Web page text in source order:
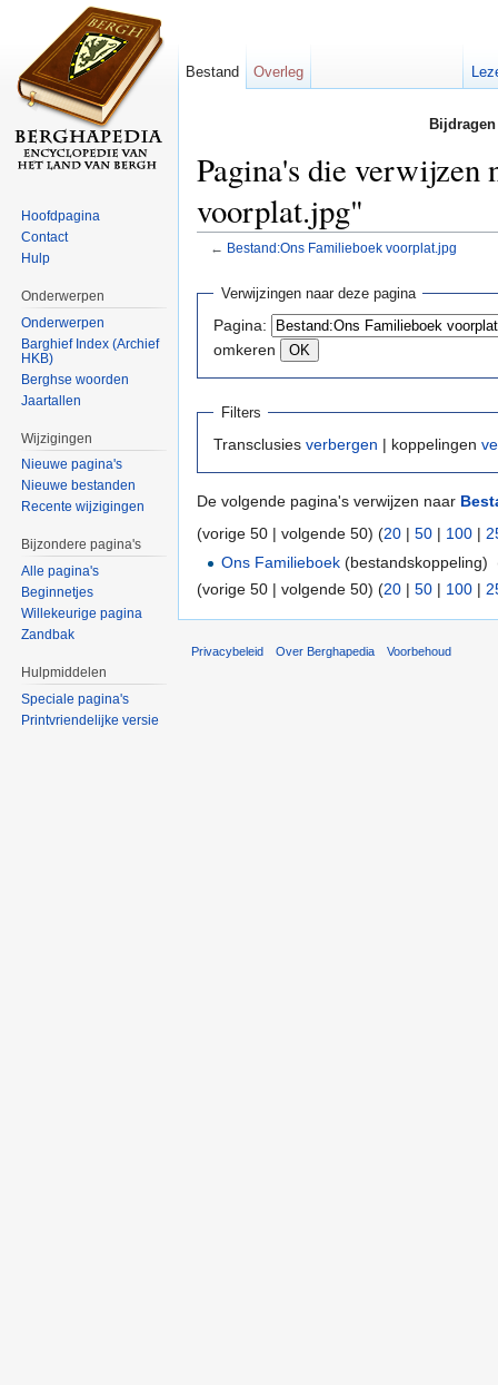
Pagina's die verwijzen
voorplat.jpg"
← Bestand:Ons Familieboek voorplat.jpg
Verwijzingen naar deze pagina
Pagina:
omkeren
Filters
Transclusies verbergen | koppelingen
De volgende pagina's verwijzen naar
(vorige 50 | volgende 50) (20 | 50 | 100 |
Ons Familieboek (bestandskoppeling) ‎
(vorige 50 | volgende 50) (20 | 50 | 100 |
Bestand Overleg
Hoofdpagina
Contact
Hulp
Onderwerpen
Onderwerpen
Barghief Index (Archief
HKB)
Berghse woorden
Jaartallen
Wijzigingen
Nieuwe pagina's
Nieuwe bestanden
Recente wijzigingen
Bijzondere pagina's
Alle pagina's
Beginnetjes
Willekeurige pagina
Zandbak
Hulpmiddelen
Speciale pagina's
Printvriendelijke versie
Privacybeleid Over Berghapedia Voorbehoud